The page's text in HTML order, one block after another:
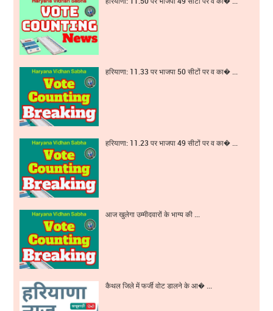
हरियाणा: 11.33 पर भाजपा 50 सीटों पर व का� ...
हरियाणा: 11.23 पर भाजपा 49 सीटों पर व का� ...
आज खुलेगा उम्मीदवारों के भाग्य की ...
कैथल जिले में फर्जी वोट डालने के आ� ...